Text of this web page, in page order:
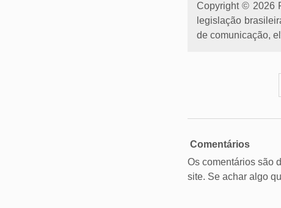
Copyright © 2026
legislação
de comunicação,
Comentários
Os comentários são
site. Se achar algo